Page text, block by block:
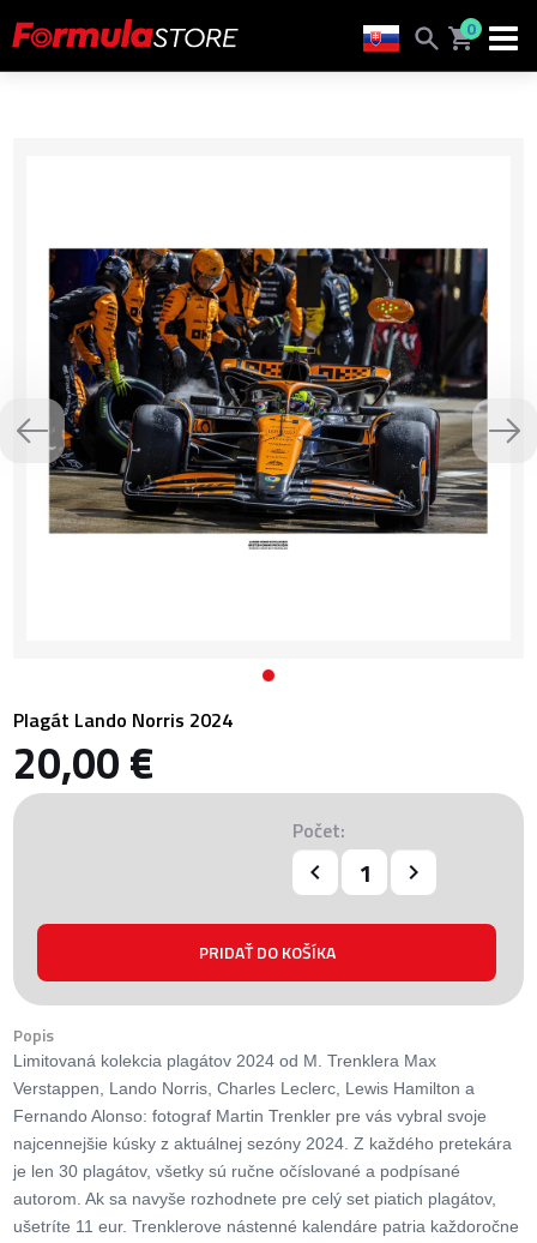
0
Plagát Lando Norris 2024
20,00 €
Počet:
Popis
Limitovaná kolekcia plagátov 2024 od M. Trenklera Max
Verstappen, Lando Norris, Charles Leclerc, Lewis Hamilton a
Fernando Alonso: fotograf Martin Trenkler pre vás vybral svoje
najcennejšie kúsky z aktuálnej sezóny 2024. Z každého pretekára
je len 30 plagátov, všetky sú ručne očíslované a podpísané
autorom. Ak sa navyše rozhodnete pre celý set piatich plagátov,
ušetríte 11 eur. Trenklerove nástenné kalendáre patria každoročne